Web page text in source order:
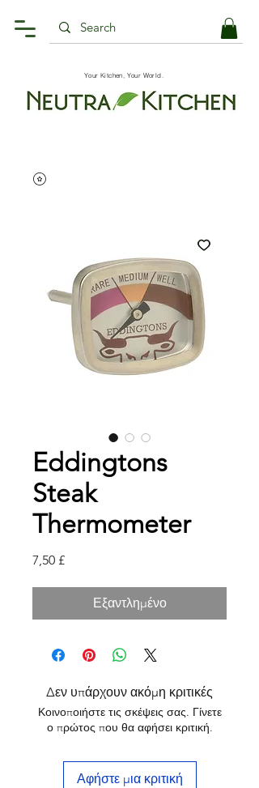
Your Kitchen, Your World.
Eddingtons
Steak
Thermometer
7,50 £Τιμή
Εξαντλημένο
Δεν υπάρχουν ακόμη κριτικές
Κοινοποιήστε τις σκέψεις σας. Γίνετε
ο πρώτος που θα αφήσει κριτική.
Αφήστε μια κριτική